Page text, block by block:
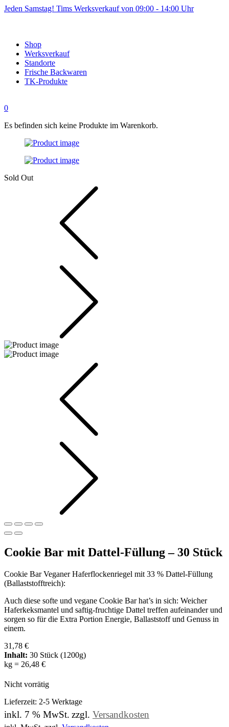
Jeden Samstag! Tims Werksverkauf von 09:00 - 14:00 Uhr
Shop
Werksverkauf
Standorte
Frische Backwaren
TK-Produkte
0
Es befinden sich keine Produkte im Warenkorb.
Sold Out
Cookie Bar mit Dattel-Füllung – 30 Stück
Cookie Bar Veganer Haferflockenriegel mit 33 % Dattel-Füllung
(Ballaststofftreich):
Auch diese softe und vegane Cookie Bar hat’s in sich: Weicher
Haferkeksmantel und saftig-fruchtige Dattel treffen aufeinander und
sorgen so für die Extra Portion Energie, Ballaststoff und Genuss in
einem.
31,78 €
Inhalt: 30 Stück (1200g)
kg = 26,48 €
Nicht vorrätig
Lieferzeit: 2-5 Werktage
inkl. 7 % MwSt. zzgl. Versandkosten